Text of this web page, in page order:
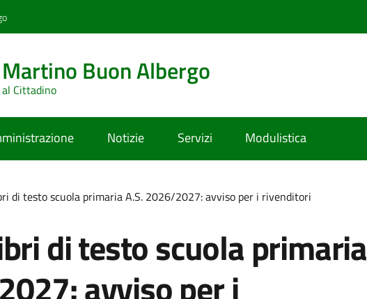
Martino Buon Albergo
Cittadino
Notizie Servizi Modulistica
di testo scuola primaria A.S. 2026/2027: avviso per i rivenditori
di testo scuola primaria